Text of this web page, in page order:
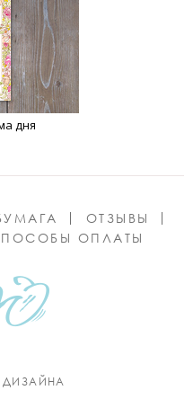
дня
ОТЗЫВЫ
ОПЛАТЫ
ДИЗАЙНА